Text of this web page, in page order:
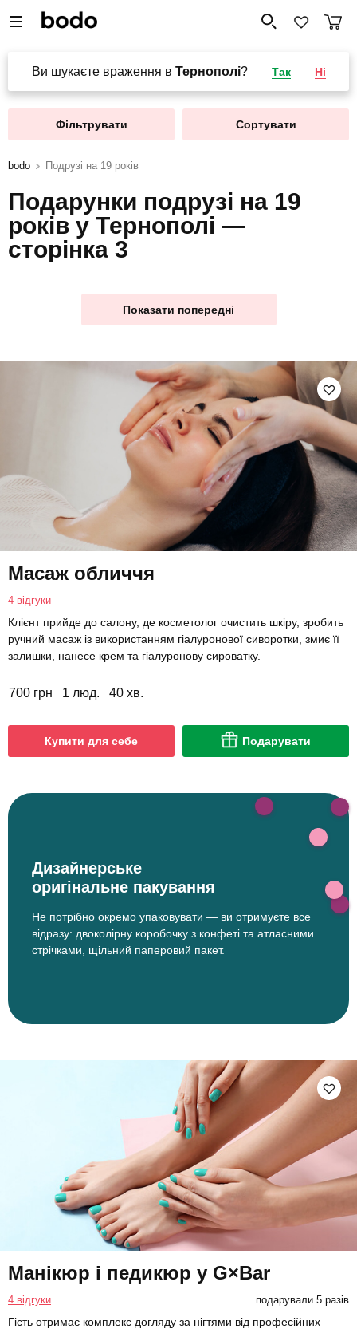
Ви шукаєте враження в Тернополі? Так Ні
Фільтрувати Сортувати
bodo Подрузі на 19 років
Подарунки подрузі на 19
років у Тернополі —
сторінка 3
Показати попередні
Масаж обличчя
4 відгуки
Клієнт прийде до салону, де косметолог очистить шкіру, зробить
ручний масаж із використанням гіалуронової сиворотки, змиє її
залишки, нанесе крем та гіалуронову сироватку.
700 грн 1 люд. 40 хв.
Купити для себе Подарувати
Дизайнерське
оригінальне пакування
Не потрібно окремо упаковувати — ви отримуєте все
відразу: двоколірну коробочку з конфеті та атласними
стрічками, щільний паперовий пакет.
Манікюр і педикюр у G×Bar
4 відгуки подарували 5 разів
Гість отримає комплекс догляду за нігтями від професійних